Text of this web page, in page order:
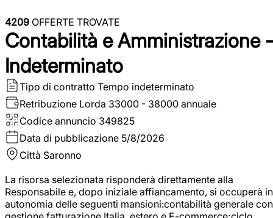
4209 OFFERTE TROVATE
Contabilità e Amministrazione -
Indeterminato
Tipo di contratto Tempo indeterminato
Retribuzione Lorda 33000 - 38000 annuale
Codice annuncio 349825
Data di pubblicazione 5/8/2026
Città Saronno
La risorsa selezionata risponderà direttamente alla
Responsabile e, dopo iniziale affiancamento, si occuperà in
autonomia delle seguenti mansioni:contabilità generale con